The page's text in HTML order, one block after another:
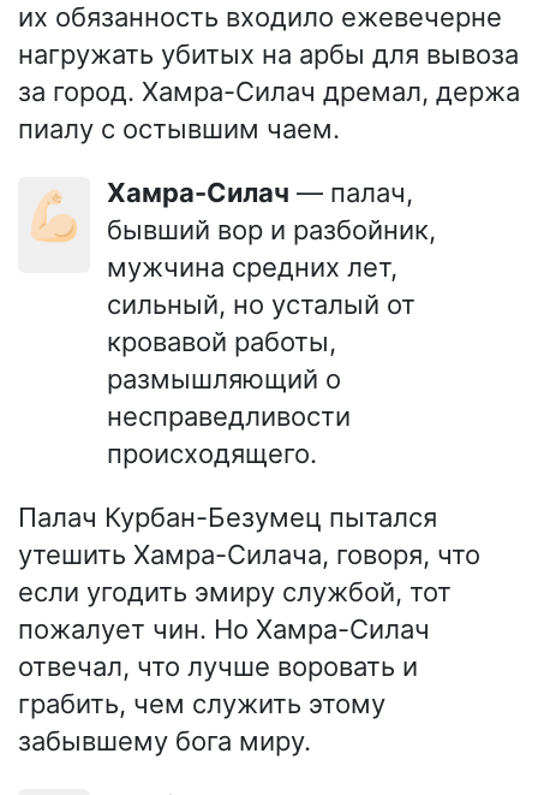
их обязанность входило ежевечерне
нагружать убитых на арбы для вывоза
за город. Хамра-Силач дремал, держа
пиалу с остывшим чаем.
💪🏻 Хамра-Силач — палач,
бывший вор и разбойник,
мужчина средних лет,
сильный, но усталый от
кровавой работы,
размышляющий о
несправедливости
происходящего.
Палач Курбан-Безумец пытался
утешить Хамра-Силача, говоря, что
если угодить эмиру службой, тот
пожалует чин. Но Хамра-Силач
отвечал, что лучше воровать и
грабить, чем служить этому
забывшему бога миру.